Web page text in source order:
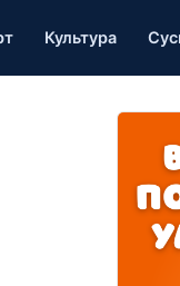
Культура